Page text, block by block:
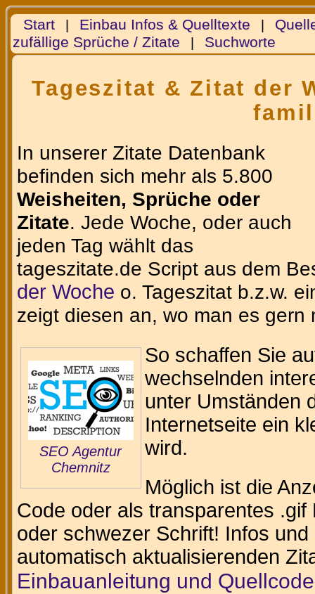
Start| Einbau Infos & Quelltexte |
zufällige Sprüche / Zitate | Suchworte
Tageszitat & Zitat der
In unserer Zitate Datenbank
befinden sich mehr als 5.800
Weisheiten, Sprüche oder
Zitate. Jede Woche, oder auch
jeden Tag wählt das
tageszitate.de Script aus dem
der Woche o. Tageszitat b.z.w.
zeigt diesen an, wo man es gern
SEO Agentur
Chemnitz
So schaffen Sie
wechselnden
unter Umständen
Internetseite ein
wird.
Möglich ist die
Code oder als transparentes
oder schwezer Schrift! Infos
automatisch aktualisierenden
Einbauanleitung und Quellcode